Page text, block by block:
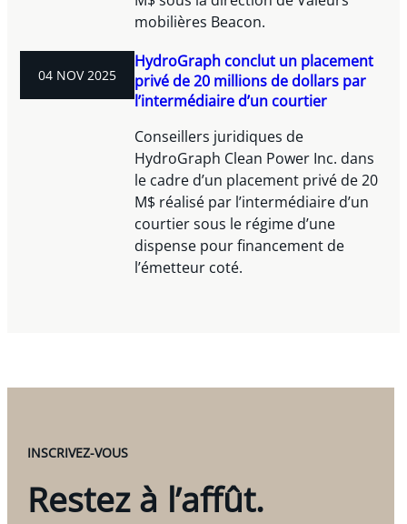
mobilières Beacon.
04 NOV 2025
HydroGraph conclut un placement
privé de 20 millions de dollars par
l’intermédiaire d’un courtier
Conseillers juridiques de
HydroGraph Clean Power Inc. dans
le cadre d’un placement privé de 20
M$ réalisé par l’intermédiaire d’un
courtier sous le régime d’une
dispense pour financement de
l’émetteur coté.
INSCRIVEZ-VOUS
Restez à l’affût.